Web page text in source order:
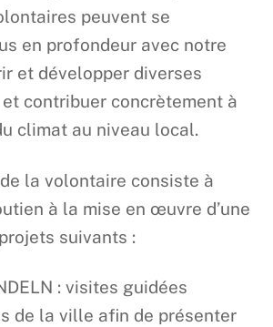
peuvent se
en profondeur avec notre
et développer diverses
contribuer concrètement à
climat au niveau local.
la volontaire consiste à
à la mise en œuvre d’une
suivants :
: visites guidées
de la ville afin de présenter